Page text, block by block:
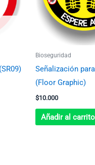
Bioseguridad
Señalización
(Floor Graphic)
$10.000
Añadir al carrito